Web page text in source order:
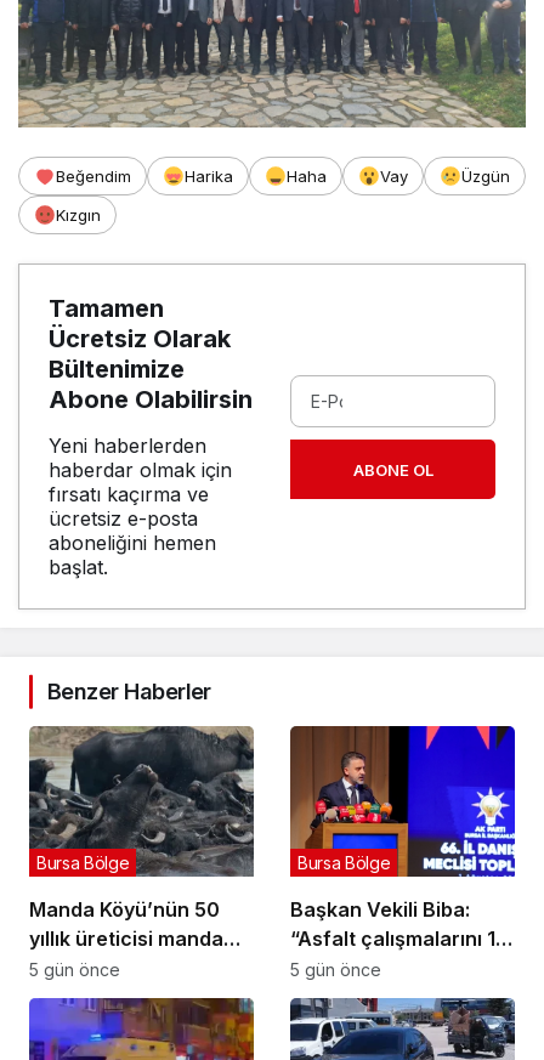
Beğendim Harika Haha Vay
Üzgün
Kızgın
Tamamen
Ücretsiz Olarak
Bültenimize
Abone Olabilirsin
Yeni haberlerden
haberdar olmak için
fırsatı kaçırma ve
ücretsiz e-posta
aboneliğini hemen
başlat.
ABONE OL
Benzer Haberler
Manda Köyü’nün 50
yıllık üreticisi manda
sucuğu ve yoğurduyla
fark oluşturdu
Bursa Bölge
5 gün önce
Başkan Vekili Biba:
“Asfalt çalışmalarını 12
kat artırdık”
Bursa Bölge
5 gün önce